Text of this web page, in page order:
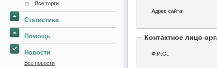
Все торги
Статистика
Помощь
Новости
Все новости
Адрес сайта:
Контактное лицо
Ф.И.О.: